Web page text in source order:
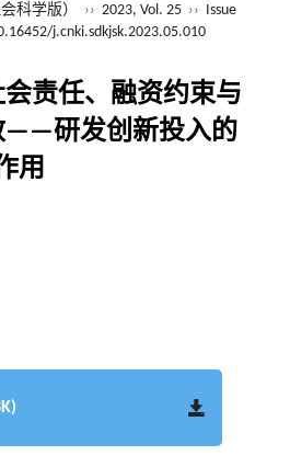
科学版） ›› 2023, Vol. 25 ›› Issue
j.cnki.sdkjsk.2023.05.010
责任、融资约束与
——研发创新投入的
用